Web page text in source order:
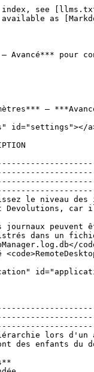
de débogage** | Définissez le niveau des informations de débogage que Remote Desktop Manager capturera. Ce paramètre ne doit être modifié que sur demande d'un technicien du support client Devolutions, car il pourrait ralentir votre système.                                                                                                                                                                                                                                                                                                                                                                                                           |
| **Journaux**           | <p>Les journaux peuvent être enregistrés dans un fichier ou dans un fichier de base de données. Sélectionnez parmi :<br></p><ul><li>Les deux : Les journaux seront enregistrés dans un fichier texte et dans un fichier de base de données.</li><li>Base de données : Les journaux seront enregistrés dans un